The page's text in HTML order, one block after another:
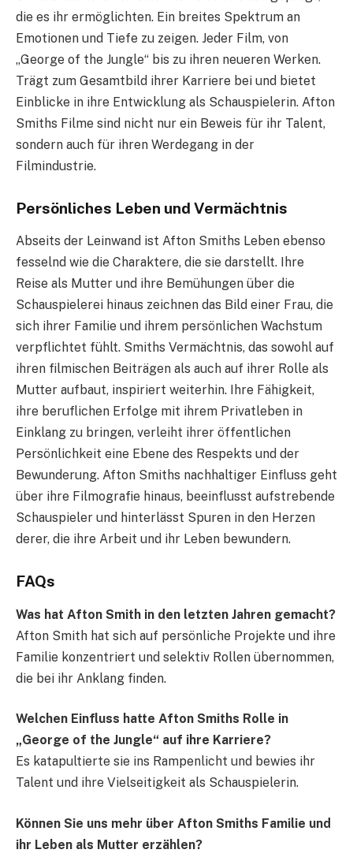
die es ihr ermöglichten. Ein breites Spektrum an
Emotionen und Tiefe zu zeigen. Jeder Film, von
„George of the Jungle“ bis zu ihren neueren Werken.
Trägt zum Gesamtbild ihrer Karriere bei und bietet
Einblicke in ihre Entwicklung als Schauspielerin. Afton
Smiths Filme sind nicht nur ein Beweis für ihr Talent,
sondern auch für ihren Werdegang in der
Filmindustrie.
Persönliches Leben und Vermächtnis
Abseits der Leinwand ist Afton Smiths Leben ebenso
fesselnd wie die Charaktere, die sie darstellt. Ihre
Reise als Mutter und ihre Bemühungen über die
Schauspielerei hinaus zeichnen das Bild einer Frau, die
sich ihrer Familie und ihrem persönlichen Wachstum
verpflichtet fühlt. Smiths Vermächtnis, das sowohl auf
ihren filmischen Beiträgen als auch auf ihrer Rolle als
Mutter aufbaut, inspiriert weiterhin. Ihre Fähigkeit,
ihre beruflichen Erfolge mit ihrem Privatleben in
Einklang zu bringen, verleiht ihrer öffentlichen
Persönlichkeit eine Ebene des Respekts und der
Bewunderung. Afton Smiths nachhaltiger Einfluss geht
über ihre Filmografie hinaus, beeinflusst aufstrebende
Schauspieler und hinterlässt Spuren in den Herzen
derer, die ihre Arbeit und ihr Leben bewundern.
FAQs
Was hat Afton Smith in den letzten Jahren gemacht?
Afton Smith hat sich auf persönliche Projekte und ihre
Familie konzentriert und selektiv Rollen übernommen,
die bei ihr Anklang finden.
Welchen Einfluss hatte Afton Smiths Rolle in
„George of the Jungle“ auf ihre Karriere?
Es katapultierte sie ins Rampenlicht und bewies ihr
Talent und ihre Vielseitigkeit als Schauspielerin.
Können Sie uns mehr über Afton Smiths Familie und
ihr Leben als Mutter erzählen?